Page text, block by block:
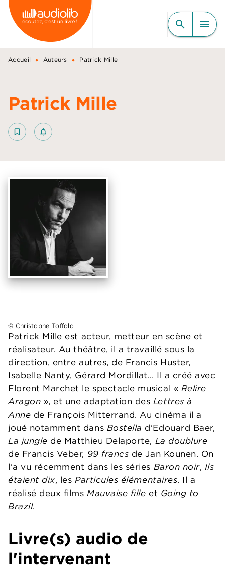
MENU RECHERCHE
CONTENU
PIED DE PAGE
search menu
Accueil • Auteurs • Patrick Mille
Patrick Mille
bookmark_border notifications_none_outlined
Patrick Mille est acteur, metteur en scène et
réalisateur. Au théâtre, il a travaillé sous la
direction, entre autres, de Francis Huster,
Isabelle Nanty, Gérard Mordillat… Il a créé avec
Florent Marchet le spectacle musical « Relire
Aragon », et une adaptation des Lettres à
Anne de François Mitterrand. Au cinéma il a
joué notamment dans Bostella d’Edouard Baer,
La jungle de Matthieu Delaporte, La doublure
de Francis Veber, 99 francs de Jan Kounen. On
l’a vu récemment dans les séries Baron noir, Ils
étaient dix, lesParticules élémentaires. Il a
réalisé deux filmsMauvaise fille et Going to
Brazil.
© Christophe Toffolo
Livre(s) audio de
l'intervenant